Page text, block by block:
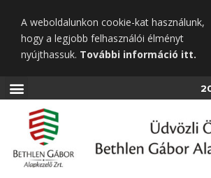
tartalomra
A weboldalunkon cookie-kat használunk,
hogy a legjobb felhasználói élményt
nyújthassuk. További információ itt.